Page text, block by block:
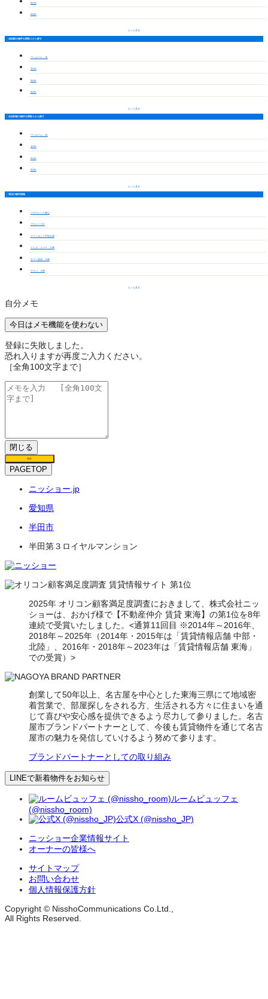
2LDK
3LDK
もっと見る
成岩駅の物件を間取りから探す
ワンルーム・1K
1LDK
2LDK
3LDK
もっと見る
住吉町駅の物件を間取りから探す
ワンルーム・1K
1LDK
2LDK
3LDK
もっと見る
周辺の物件情報
フローレンス青山
プラシードⅣ
グランポット平地Ｃ棟
リトル リバー Ｃ棟
タウン美清 Ａ棟
ラスパ Ａ棟
もっと見る
自分メモ
今日はメモ機能を使わない
登録に失敗しました。
恐れ入りますが再度ご入力ください。
［全角100文字まで］
閉じる
保存
PAGETOP
ニッショー.jp
愛知県
半田市
半田第３ロイヤルマンション
2025年 オリコン顧客満足度調査におきまして、株式会社ニッ
ショーは、おかげ様で【不動産仲介 賃貸 東海】の第1位を8年
連続で受賞いたしました。<通算11回目 ※2014年～2016年、
2018年～2025年（2014年・2015年は「賃貸情報店舗 中部・
北陸」、2016年・2018年～2023年は「賃貸情報店舗 東海」
での受賞）>
創業して50年以上、名古屋を中心とした東海三県にて地域密
着営業で、部屋探しをされる方、生活される方々に住まいを通
じて喜びや安心感を提供できるよう尽力して参りました。名古
屋市ブランドパートナーとして、今後も賃貸物件を通じて名古
屋市の魅力を発信していけるよう努めて参ります。
ブランドパートナーとしての取り組み
LINEで新着物件をお知らせ
ルームビュッフェ
(@nissho_room)
公式X (@nissho_JP)
ニッショー企業情報サイト
オーナーの皆様へ
サイトマップ
お問い合わせ
個人情報保護方針
Copyright © NisshoCommunications Co.Ltd.,
All Rights Reserved.